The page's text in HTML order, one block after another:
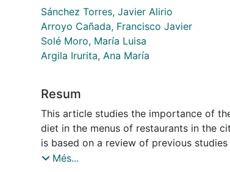
Sánchez Torres, Javier Alirio
Arroyo Cañada, Francisco Javier
Solé Moro, María Luisa
Argila Irurita, Ana María
Resum
This article studies the importance of
diet in the menus of restaurants in the
is based on a review of previous
influence of the Mediterranean culture
Més...